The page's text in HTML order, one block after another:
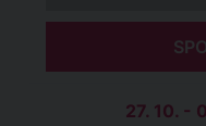
27. 10. -